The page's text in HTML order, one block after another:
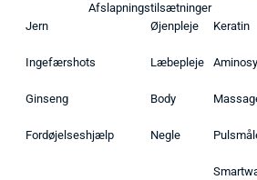
Jern
Ingefærshots
Ginseng
Fordøjelseshjælp
Afslapningstilsætninger
Øjenpleje
Læbepleje
Body
Negle
Keratin